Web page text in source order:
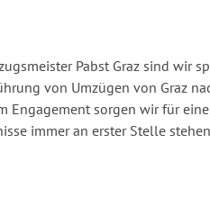
Pabst Graz sind wir
von Umzügen von Graz
Engagement sorgen wir für
immer an erster Stelle